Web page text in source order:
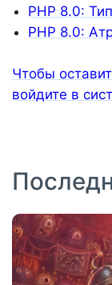
PHP 8.0:
PHP 8.0:
Чтобы
войдите в